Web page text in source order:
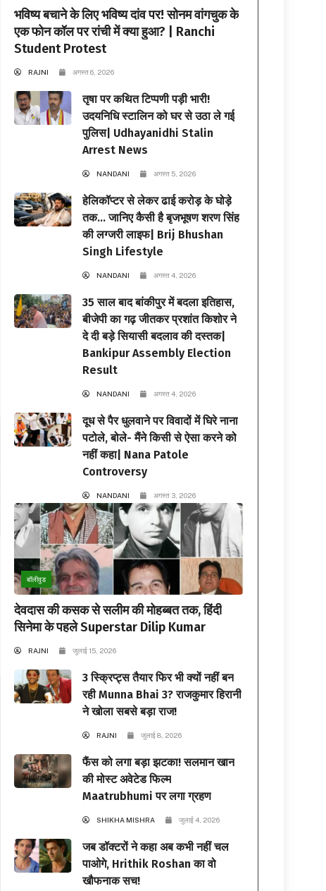
भविष्य बचाने के लिए भविष्य दांव पर! सोनम वांगचुक के
एक फोन कॉल पर रांची में क्या हुआ? | Ranchi
Student Protest
RAJNI अगस्त 6, 2026
तृषा पर कथित टिप्पणी पड़ी भारी!
उदयनिधि स्टालिन को घर से उठा ले गई
पुलिस| Udhayanidhi Stalin
Arrest News
NANDANI अगस्त 5, 2026
हेलिकॉप्टर से लेकर ढाई करोड़ के घोड़े
तक… जानिए कैसी है बृजभूषण शरण सिंह
की लग्जरी लाइफ| Brij Bhushan
Singh Lifestyle
NANDANI अगस्त 4, 2026
35 साल बाद बांकीपुर में बदला इतिहास,
बीजेपी का गढ़ जीतकर प्रशांत किशोर ने
दे दी बड़े सियासी बदलाव की दस्तक|
Bankipur Assembly Election
Result
NANDANI अगस्त 4, 2026
दूध से पैर धुलवाने पर विवादों में घिरे नाना
पटोले, बोले- मैंने किसी से ऐसा करने को
नहीं कहा| Nana Patole
Controversy
NANDANI अगस्त 3, 2026
बॉलीवुड
देवदास की कसक से सलीम की मोहब्बत तक, हिंदी
सिनेमा के पहले Superstar Dilip Kumar
RAJNI जुलाई 15, 2026
3 स्क्रिप्ट्स तैयार फिर भी क्यों नहीं बन
रही Munna Bhai 3? राजकुमार हिरानी
ने खोला सबसे बड़ा राज!
RAJNI जुलाई 8, 2026
फैंस को लगा बड़ा झटका! सलमान खान
की मोस्ट अवेटेड फिल्म
Maatrubhumi पर लगा ग्रहण
SHIKHA MISHRA जुलाई 4, 2026
जब डॉक्टरों ने कहा अब कभी नहीं चल
पाओगे, Hrithik Roshan का वो
खौफनाक सच!